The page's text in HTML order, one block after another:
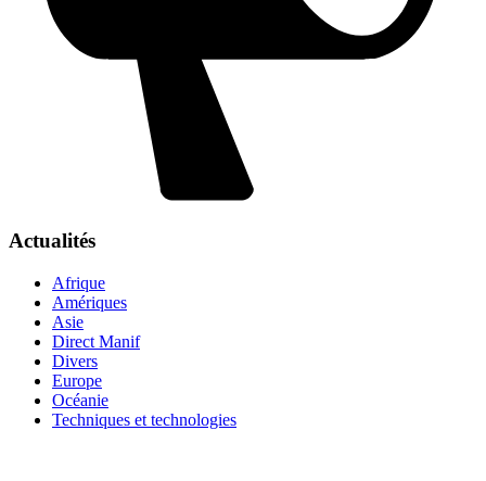
Actualités
Afrique
Amériques
Asie
Direct Manif
Divers
Europe
Océanie
Techniques et technologies